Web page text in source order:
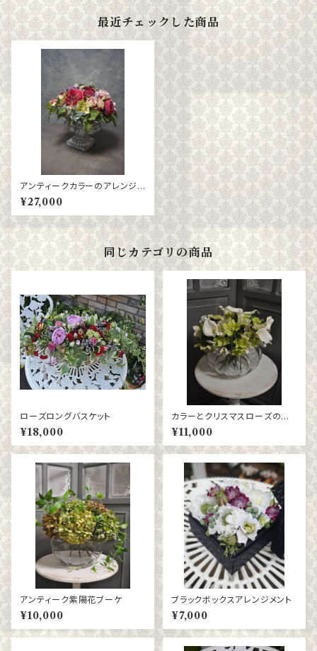
最近チェックした商品
アンティークカラーのアレンジメ
ント
¥27,000
同じカテゴリの商品
ローズロングバスケット
¥18,000
カラーとクリスマスローズのブ
ーケ
¥11,000
アンティーク紫陽花ブーケ
¥10,000
ブラックボックスアレンジメント
¥7,000